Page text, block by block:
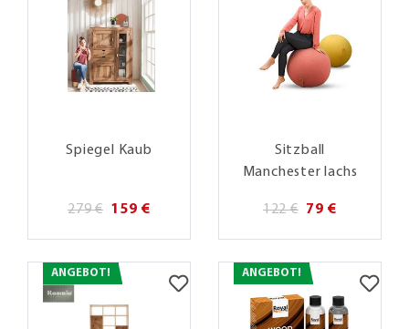
Spiegel Kaub
279 € 159 €
Sitzball
Manchester lachs
122 € 79 €
ANGEBOT! ANGEBOT!